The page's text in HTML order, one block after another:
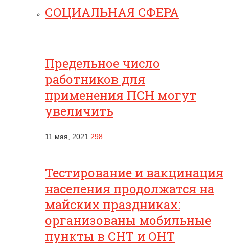
СОЦИАЛЬНАЯ СФЕРА
Предельное число
работников для
применения ПСН могут
увеличить
11 мая, 2021 298
Тестирование и вакцинация
населения продолжатся на
майских праздниках:
организованы мобильные
пункты в СНТ и ОНТ